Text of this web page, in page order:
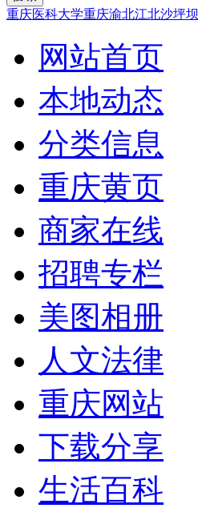
重庆医科大学重庆渝北江北沙坪坝
网站首页
本地动态
分类信息
重庆黄页
商家在线
招聘专栏
美图相册
人文法律
重庆网站
下载分享
生活百科